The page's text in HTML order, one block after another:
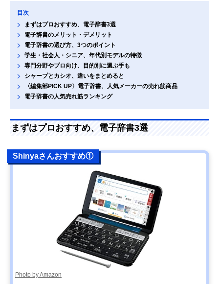
目次
まずはプロおすすめ、電子辞書3選
電子辞書のメリット・デメリット
電子辞書の選び方、3つのポイント
学生・社会人・シニア、年代別モデルの特徴
専門分野やプロ向け、目的別に選ぶ手も
シャープとカシオ、違いをまとめると
〈編集部PICK UP〉電子辞書、人気メーカーの売れ筋商品
電子辞書の人気売れ筋ランキング
まずはプロおすすめ、電子辞書3選
Shinyaさんおすすめ①
Photo by Amazon